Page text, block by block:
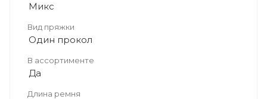
Микс
Вид пряжки
Один прокол
В ассортименте
Да
Длина ремня